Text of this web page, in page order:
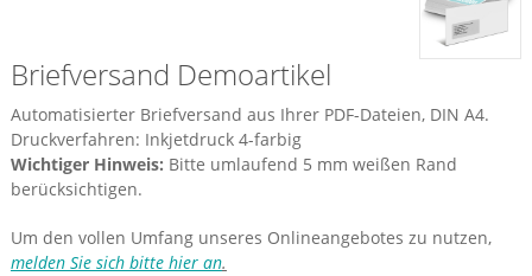
Briefversand Demoartikel
Automatisierter Briefversand aus Ihrer PDF-Dateien, DIN A4.
Druckverfahren: Inkjetdruck 4-farbig
Wichtiger Hinweis: Bitte umlaufend 5 mm weißen Rand
berücksichtigen.
Um den vollen Umfang unseres Onlineangebotes zu nutzen,
melden Sie sich bitte hier an.